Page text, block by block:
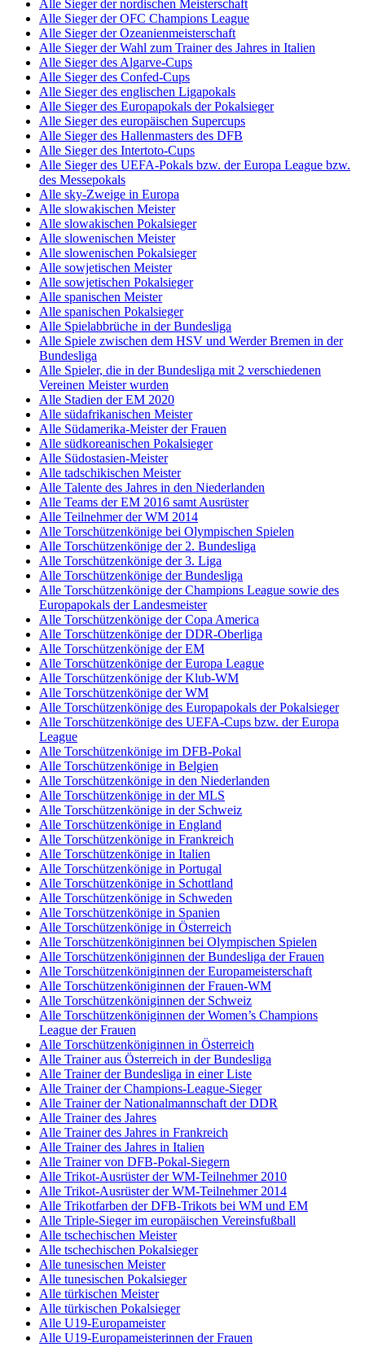
Alle Sieger der nordischen Meisterschaft
Alle Sieger der OFC Champions League
Alle Sieger der Ozeanienmeisterschaft
Alle Sieger der Wahl zum Trainer des Jahres in Italien
Alle Sieger des Algarve-Cups
Alle Sieger des Confed-Cups
Alle Sieger des englischen Ligapokals
Alle Sieger des Europapokals der Pokalsieger
Alle Sieger des europäischen Supercups
Alle Sieger des Hallenmasters des DFB
Alle Sieger des Intertoto-Cups
Alle Sieger des UEFA-Pokals bzw. der Europa League bzw.
des Messepokals
Alle sky-Zweige in Europa
Alle slowakischen Meister
Alle slowakischen Pokalsieger
Alle slowenischen Meister
Alle slowenischen Pokalsieger
Alle sowjetischen Meister
Alle sowjetischen Pokalsieger
Alle spanischen Meister
Alle spanischen Pokalsieger
Alle Spielabbrüche in der Bundesliga
Alle Spiele zwischen dem HSV und Werder Bremen in der
Bundesliga
Alle Spieler, die in der Bundesliga mit 2 verschiedenen
Vereinen Meister wurden
Alle Stadien der EM 2020
Alle südafrikanischen Meister
Alle Südamerika-Meister der Frauen
Alle südkoreanischen Pokalsieger
Alle Südostasien-Meister
Alle tadschikischen Meister
Alle Talente des Jahres in den Niederlanden
Alle Teams der EM 2016 samt Ausrüster
Alle Teilnehmer der WM 2014
Alle Torschützenkönige bei Olympischen Spielen
Alle Torschützenkönige der 2. Bundesliga
Alle Torschützenkönige der 3. Liga
Alle Torschützenkönige der Bundesliga
Alle Torschützenkönige der Champions League sowie des
Europapokals der Landesmeister
Alle Torschützenkönige der Copa America
Alle Torschützenkönige der DDR-Oberliga
Alle Torschützenkönige der EM
Alle Torschützenkönige der Europa League
Alle Torschützenkönige der Klub-WM
Alle Torschützenkönige der WM
Alle Torschützenkönige des Europapokals der Pokalsieger
Alle Torschützenkönige des UEFA-Cups bzw. der Europa
League
Alle Torschützenkönige im DFB-Pokal
Alle Torschützenkönige in Belgien
Alle Torschützenkönige in den Niederlanden
Alle Torschützenkönige in der MLS
Alle Torschützenkönige in der Schweiz
Alle Torschützenkönige in England
Alle Torschützenkönige in Frankreich
Alle Torschützenkönige in Italien
Alle Torschützenkönige in Portugal
Alle Torschützenkönige in Schottland
Alle Torschützenkönige in Schweden
Alle Torschützenkönige in Spanien
Alle Torschützenkönige in Österreich
Alle Torschützenköniginnen bei Olympischen Spielen
Alle Torschützenköniginnen der Bundesliga der Frauen
Alle Torschützenköniginnen der Europameisterschaft
Alle Torschützenköniginnen der Frauen-WM
Alle Torschützenköniginnen der Schweiz
Alle Torschützenköniginnen der Women’s Champions
League der Frauen
Alle Torschützenköniginnen in Österreich
Alle Trainer aus Österreich in der Bundesliga
Alle Trainer der Bundesliga in einer Liste
Alle Trainer der Champions-League-Sieger
Alle Trainer der Nationalmannschaft der DDR
Alle Trainer des Jahres
Alle Trainer des Jahres in Frankreich
Alle Trainer des Jahres in Italien
Alle Trainer von DFB-Pokal-Siegern
Alle Trikot-Ausrüster der WM-Teilnehmer 2010
Alle Trikot-Ausrüster der WM-Teilnehmer 2014
Alle Trikotfarben der DFB-Trikots bei WM und EM
Alle Triple-Sieger im europäischen Vereinsfußball
Alle tschechischen Meister
Alle tschechischen Pokalsieger
Alle tunesischen Meister
Alle tunesischen Pokalsieger
Alle türkischen Meister
Alle türkischen Pokalsieger
Alle U19-Europameister
Alle U19-Europameisterinnen der Frauen